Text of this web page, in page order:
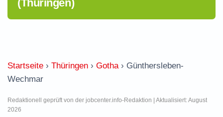
(Thüringen)
Startseite › Thüringen › Gotha› Günthersleben-
Wechmar
Redaktionell geprüft von der jobcenter.info-Redaktion | Aktualisiert: August
2026